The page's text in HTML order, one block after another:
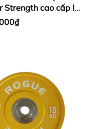
Strength cao cấp lỗ
(Set 5 - 25kg)